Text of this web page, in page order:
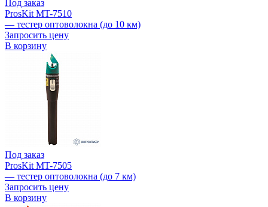
Под заказ
ProsKit MT-7510
— тестер оптоволокна (до 10 км)
Запросить цену
В корзину
Под заказ
ProsKit MT-7505
— тестер оптоволокна (до 7 км)
Запросить цену
В корзину